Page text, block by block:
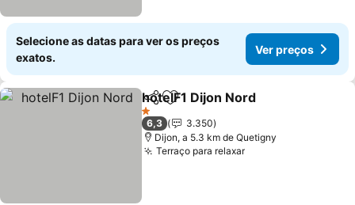
Selecione as datas para ver os preços
exatos.
Ver preços
PartilharAdicionar aos favoritos
hotelF1 Dijon Nord
1 Estrelas
6,3
3.350
Dijon, a 5.3 km de Quetigny
Terraço para relaxar